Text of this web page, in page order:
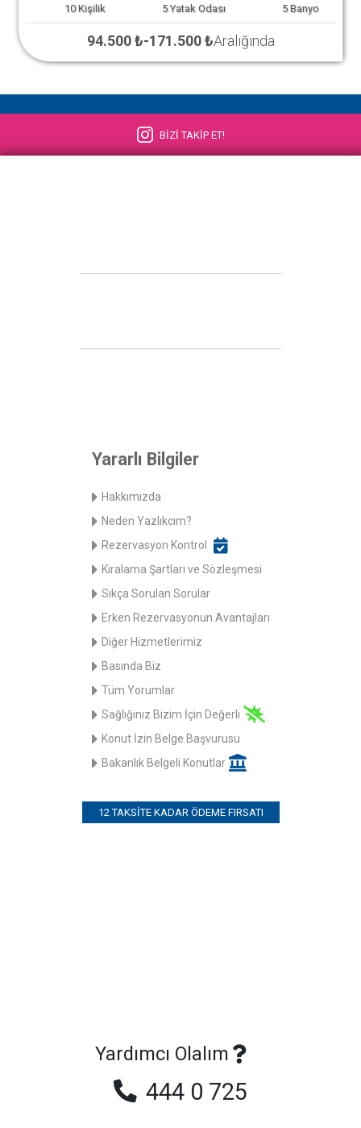
10 Kişilik 5 Yatak Odası 5 Banyo
94.500 ₺-171.500 ₺Aralığında
BİZİ TAKİP ET!
Yararlı Bilgiler
Hakkımızda
Neden Yazlıkcım?
Rezervasyon Kontrol
Kiralama Şartları ve Sözleşmesi
Sıkça Sorulan Sorular
Erken Rezervasyonun Avantajları
Diğer Hizmetlerimiz
Basında Biz
Tüm Yorumlar
Sağlığınız Bizim İçin Değerli
Konut İzin Belge Başvurusu
Bakanlık Belgeli Konutlar
12 TAKSITE KADAR ÖDEME FIRSATI
Yardımcı Olalım
444 0 725